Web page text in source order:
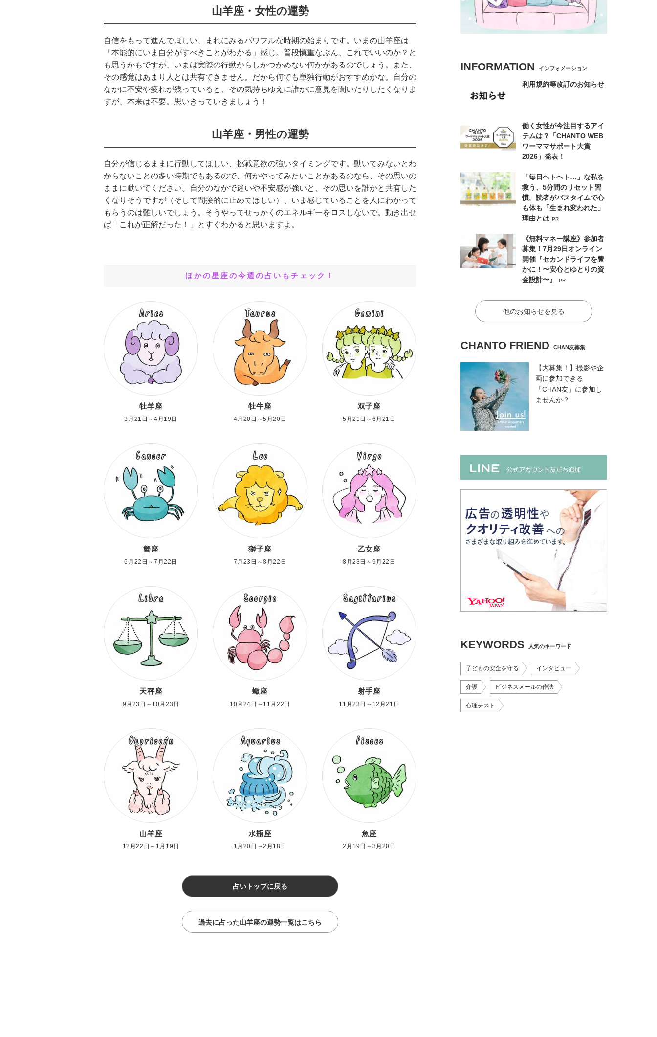
山羊座・女性の運勢
自信をもって進んでほしい、まれにみるパワフルな時期の始まりです。いまの山羊座は
「本能的にいま自分がすべきことがわかる」感じ。普段慎重なぶん、これでいいのか？と
も思うかもですが、いまは実際の行動からしかつかめない何かがあるのでしょう。また、
その感覚はあまり人とは共有できません。だから何でも単独行動がおすすめかな。自分の
なかに不安や疲れが残っていると、その気持ちゆえに誰かに意見を聞いたりしたくなりま
すが、本来は不要。思いきっていきましょう！
山羊座・男性の運勢
自分が信じるままに行動してほしい、挑戦意欲の強いタイミングです。動いてみないとわ
からないことの多い時期でもあるので、何かやってみたいことがあるのなら、その思いの
ままに動いてください。自分のなかで迷いや不安感が強いと、その思いを誰かと共有した
くなりそうですが（そして間接的に止めてほしい）、いま感じていることを人にわかって
もらうのは難しいでしょう。そうやってせっかくのエネルギーをロスしないで。動き出せ
ば「これが正解だった！」とすぐわかると思いますよ。
ほかの星座の今週の占いもチェック！
牡羊座
3月21日～4月19日
牡牛座
4月20日～5月20日
双子座
5月21日～6月21日
蟹座
6月22日～7月22日
獅子座
7月23日～8月22日
乙女座
8月23日～9月22日
天秤座
9月23日～10月23日
蠍座
10月24日～11月22日
射手座
11月23日～12月21日
山羊座
12月22日～1月19日
水瓶座
1月20日～2月18日
魚座
2月19日～3月20日
占いトップに戻る
過去に占った山羊座の運勢一覧はこちら
INFORMATION インフォメーション
利用規約等改訂のお知らせ
働く女性が今注目するアイ
テムは？「CHANTO WEB
ワーママサポート大賞
2026」発表！
「毎日ヘトヘト…」な私を
救う、5分間のリセット習
慣。読者がバスタイムで心
も体も「生まれ変われた」
理由とは PR
《無料マネー講座》参加者
募集！7月29日オンライン
開催『セカンドライフを豊
かに！〜安心とゆとりの資
金設計〜』
PR
他のお知らせを見る
CHANTO FRIEND CHAN友募集
【大募集！】撮影や企
画に参加できる
「CHAN友」に参加し
ませんか？
KEYWORDS 人気のキーワード
子どもの安全を守る インタビュー
介護 ビジネスメールの作法
心理テスト